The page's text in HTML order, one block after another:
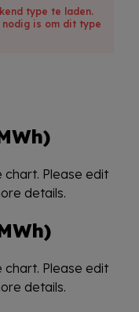
type te laden.
is om dit type
chart. Please edit
details.
chart. Please edit
details.